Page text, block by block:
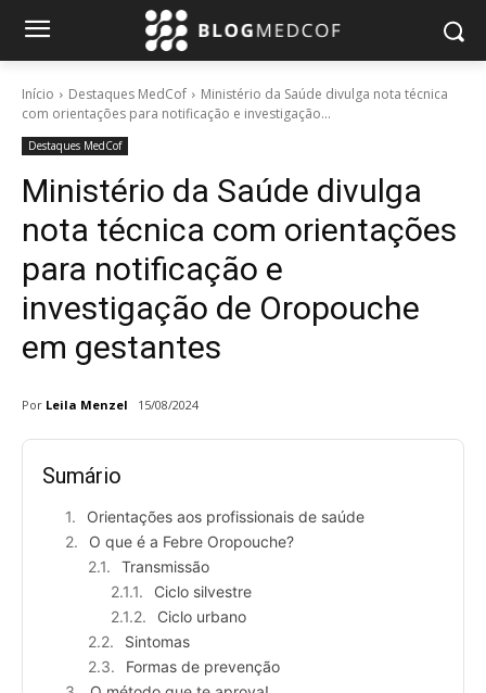
Início Destaques MedCof
Ministério da Saúde divulga nota técnica
com orientações para notificação e investigação...
Destaques MedCof
Ministério da Saúde divulga
nota técnica com orientações
para notificação e
investigação de Oropouche
em gestantes
Por Leila Menzel 15/08/2024
Sumário
Orientações aos profissionais de saúde
O que é a Febre Oropouche?
Transmissão
Ciclo silvestre
Ciclo urbano
Sintomas
Formas de prevenção